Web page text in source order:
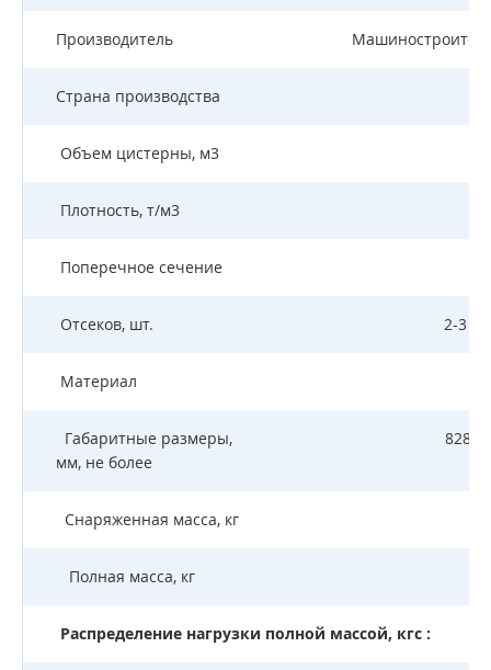
Производитель
Страна производства
Объем цистерны, м3
Плотность, т/м3
Поперечное сечение
Отсеков, шт. 2-3
Материал
Габаритные размеры,
мм, не более
Снаряженная масса, кг
Полная масса, кг
Распределение нагрузки полной массой, кгс :